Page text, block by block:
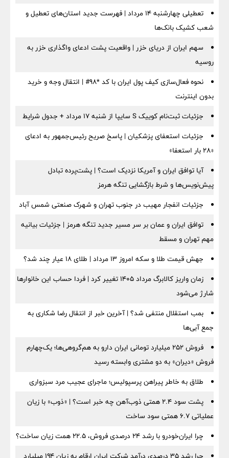
تعطیلی چهارشنبه ۱۴ مرداد | فهرست جدید استان‌های تعطیل و
شعب کشیک بانک‌ها
سهم ایران از دریای خزر | واقعیت پشت ادعای واگذاری خزر به
روسیه
نحوه فعال‌سازی کیف پول ایران با کد *98# | انتقال وجه و خرید
بدون اینترنت
جزئیات ثبت‌نام کوییک S سایپا از شنبه ۱۷ مرداد + جدول شرایط
جزئیات استعفای پزشکیان | پاسخ صریح رئیس‌جمهور به ادعای
«۲۸ بار استعفا»
آیا توافق ایران و آمریکا نزدیک است؟ | پشت‌پرده تبادل
پیش‌نویس‌ها و شرط بازگشایی تنگه هرمز
جزئیات انفجار مهیب در جنوب تهران و شهرک صنعتی شمس آباد
توافق ایران و عمان بر سر مسیر جدید تنگه هرمز | جزئیات بیانیه
مهم تهران و مسقط
جهش قیمت طلا و سکه امروز ۱۳ مرداد | طلای ۱۸ عیار چند شد؟
زمان واریز کالابرگ مرداد ۱۴۰۵ تغییر کرد | فردا حساب این خانوارها
شارژ می‌شود
بمب استقلال منتفی شد؟ | آخرین خبر از انتقال رضا شکاری به
جمع آبی‌ها
فروش ۲۵۲ میلیارد تومانی ایران دارو به هم‌گروهی‌ها؛ یک‌چهارم
فروش «دیران» به دو مشتری وابسته رسید
طلاق به خاطر پیراهن پرسپولیس؛ ماجرای عجیب مرد سبزواری
پشت سود ۲.۴ همتی ذوب‌آهن چه خبر است؟ | «ذوب» با زیان
عملیاتی ۶.۷ همتی سود ساخت
چرا ایران‌خودرو با رشد ۲۴ درصدی فروش، ۲۲.۵ همت زیان ساخت؟